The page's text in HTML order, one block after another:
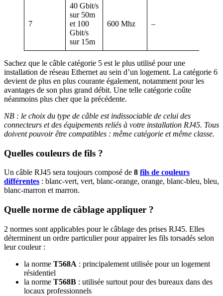
7
40 Gbit/s
sur 50m
et 100
Gbit/s
sur 15m
600 Mhz –
Sachez que le câble catégorie 5 est le plus utilisé pour une
installation de réseau Ethernet au sein d’un logement. La catégorie 6
devient de plus en plus courante également, notamment pour les
avantages de son plus grand débit. Une telle catégorie coûte
néanmoins plus cher que la précédente.
NB : le choix du type de câble est indissociable de celui des
connecteurs et des équipements reliés à votre installation RJ45. Tous
doivent pouvoir être compatibles : même catégorie et même classe.
Quelles couleurs de fils ?
Un câble RJ45 sera toujours composé de 8 fils de couleurs
différentes : blanc-vert, vert, blanc-orange, orange, blanc-bleu, bleu,
blanc-marron et marron.
Quelle norme de câblage appliquer ?
2 normes sont applicables pour le câblage des prises RJ45. Elles
déterminent un ordre particulier pour appairer les fils torsadés selon
leur couleur :
la norme T568A : principalement utilisée pour un logement
résidentiel
la norme T568B : utilisée surtout pour des bureaux dans des
locaux professionnels